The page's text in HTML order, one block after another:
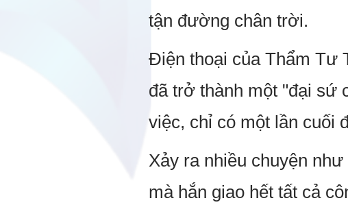
tận đường chân trời.
Điện thoại của Thẩm Tư
đã trở thành một "đại sứ
việc, chỉ có một lần cuối
Xảy ra nhiều chuyện
mà hắn giao hết tất cả